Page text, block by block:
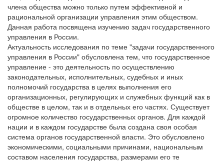
члена общества можно только путем эффективной и
рациональной организации управления этим обществом.
Данная работа посвящена изучению задач государственного
управления в России.
Актуальность исследования по теме "задачи государственного
управления в России" обусловлена тем, что государственное
управление - это деятельность по осуществлению
законодательных, исполнительных, судебных и иных
полномочий государства в целях выполнения его
организационных, регулирующих и служебных функций как в
обществе в целом, так и в отдельных его частях. Существует
огромное количество государственных органов. Для каждой
нации и в каждом государстве была создана своя особая
система органов государственной власти. Это обусловлено
экономическими, социальными причинами, национальным
составом населения государства, размерами его те